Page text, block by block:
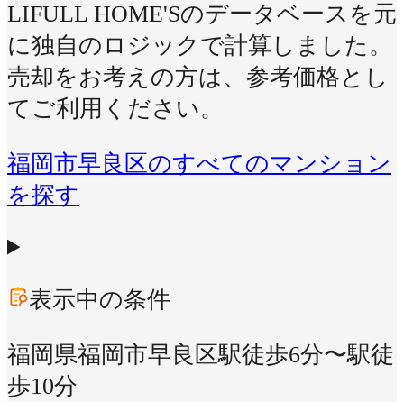
LIFULL HOME'Sのデータベースを元
に独自のロジックで計算しました。
売却をお考えの方は、参考価格とし
てご利用ください。
福岡市早良区のすべてのマンション
を探す
表示中の条件
福岡県福岡市早良区駅徒歩6分〜駅徒
歩10分